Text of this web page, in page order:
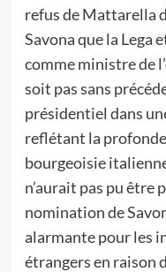
refus de Mattarella
Savona que la Lega
comme ministre de
soit pas sans
présidentiel dans
reflétant la
bourgeoisie
n’aurait pas pu être
nomination de
alarmante pour les
étrangers en raison